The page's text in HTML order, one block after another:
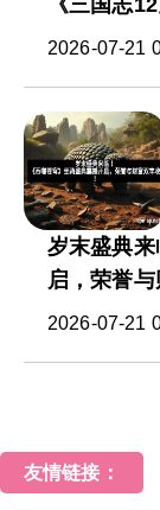
《三国志
2026-07-21
岁末盛典
启，荣誉与
2026-07-21
友情链接：